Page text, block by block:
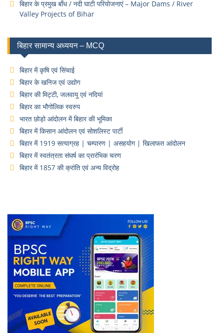
बिहार के प्रमुख बाँध / नदी घाटी परियोजनाएं – Major Dams / River
Valley Projects of Bihar
बिहार सामान्य अध्ययन – MCQ
बिहार में कृषि एवं सिंचाई
बिहार के खनिज एवं उद्योग
बिहार की मिट्टी, जलवायु एवं नदियां
बिहार का भौगोलिक स्वरुप
भारत छोड़ो आंदोलन में बिहार की भूमिका
बिहार में किसान आंदोलन एवं सोशलिस्ट पार्टी
बिहार में 1919 सत्याग्रह | चम्पारण | असहयोग | खिलाफत आंदोलन
बिहार में स्वतंत्रता संघर्ष का प्रारंभिक चरण
बिहार में 1857 की क्रांति एवं अन्य विद्रोह